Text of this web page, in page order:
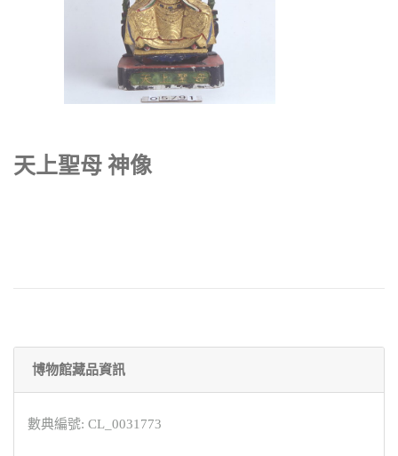
天上聖母 神像
博物館藏品資訊
數典編號: CL_0031773